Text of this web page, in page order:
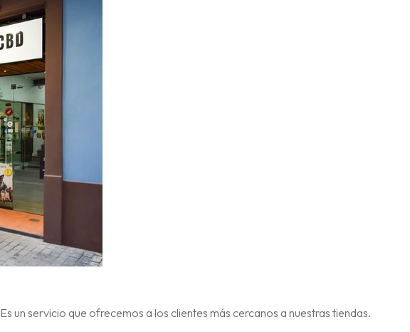
Es un servicio que ofrecemos a los clientes más cercanos a nuestras tiendas.